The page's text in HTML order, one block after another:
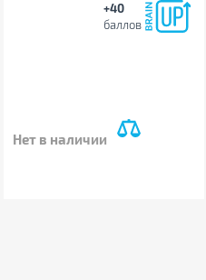
+40
баллов
Нет в наличии